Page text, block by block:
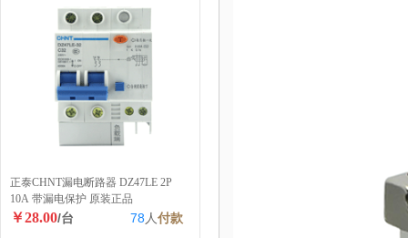
正泰CHNT漏电断路器 DZ47LE 2P
10A 带漏电保护 原装正品
￥28.00/台 78 人付款